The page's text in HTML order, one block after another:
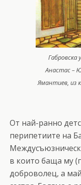
Анастас –
Ямантиев, из
От най-ранно
перипетиите на
в които баща му
доброволец, а